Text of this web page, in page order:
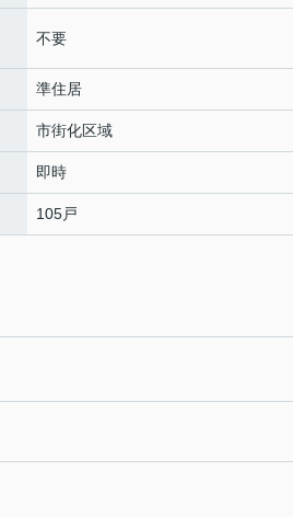
不要
準住居
市街化区域
即時
105戸